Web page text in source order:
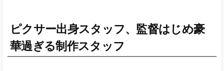
ピクサー出身スタッフ、監督はじめ豪
華過ぎる制作スタッフ